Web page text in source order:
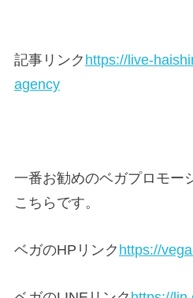
記事リンク https://live-
agency
一番お勧めのベガプロモー
こちらです。
ベガのHPリンク https://